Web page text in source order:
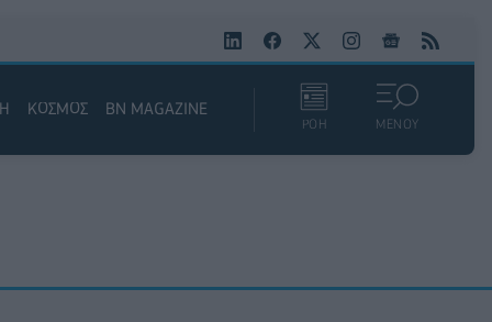
ΚΟΣΜΟΣ BN MAGAZINE
ΡΟΗ ΜΕΝΟΥ